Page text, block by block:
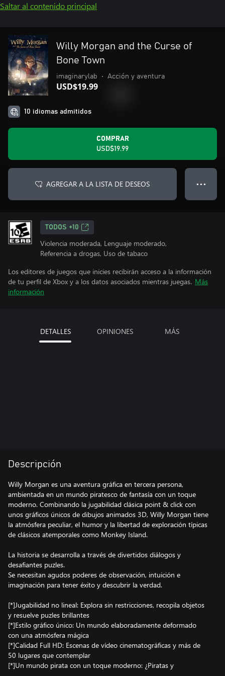
Saltar al contenido principal
Willy Morgan and the Curse of
Bone Town
imaginarylab • Acción y aventura
USD$19.99
10 idiomas admitidos
COMPRAR
USD$19.99
AGREGAR A LA LISTA DE DESEOS ● ● ●
TODOS +10
Violencia moderada, Lenguaje moderado,
Referencia a drogas, Uso de tabaco
Los editores de juegos que inicies recibirán acceso a la información
de tu perfil de Xbox y a los datos asociados mientras juegas. Más
información
DETALLES OPINIONES MÁS
Descripción
Willy Morgan es una aventura gráfica en tercera persona,
ambientada en un mundo piratesco de fantasía con un toque
moderno. Combinando la jugabilidad clásica point & click con
unos gráficos únicos de dibujos animados 3D, Willy Morgan tiene
la atmósfera peculiar, el humor y la libertad de exploración típicas
de clásicos atemporales como Monkey Island.
La historia se desarrolla a través de divertidos diálogos y
desafiantes puzles.
Se necesitan agudos poderes de observación, intuición e
imaginación para tener éxito y descubrir la verdad.
[*]Jugabilidad no lineal: Explora sin restricciones, recopila objetos
y resuelve puzles brillantes
[*]Estilo gráfico único: Un mundo elaboradamente deformado
con una atmósfera mágica
[*]Calidad Full HD: Escenas de vídeo cinematográficas y más de
50 lugares que contemplar
[*]Un mundo pirata con un toque moderno: ¿Piratas y